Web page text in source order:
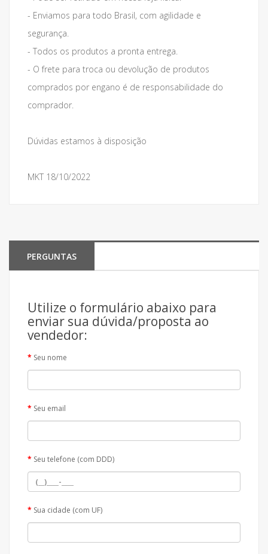
- Enviamos para todo Brasil, com agilidade e
segurança.
- Todos os produtos a pronta entrega.
- O frete para troca ou devolução de produtos
comprados por engano é de responsabilidade do
comprador.
Dúvidas estamos à disposição
MKT 18/10/2022
PERGUNTAS
Utilize o formulário abaixo para
enviar sua dúvida/proposta ao
vendedor:
Seu nome
Seu email
Seu telefone (com DDD)
Sua cidade (com UF)